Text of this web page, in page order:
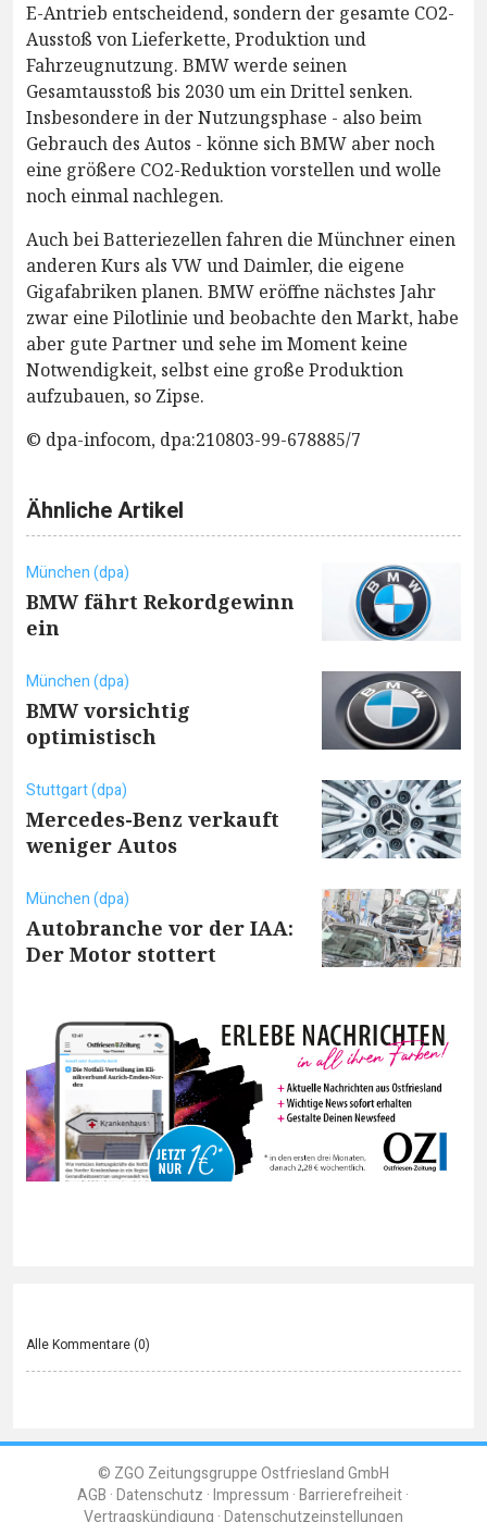
E-Antrieb entscheidend, sondern der gesamte CO2-
Ausstoß von Lieferkette, Produktion und
Fahrzeugnutzung. BMW werde seinen
Gesamtausstoß bis 2030 um ein Drittel senken.
Insbesondere in der Nutzungsphase - also beim
Gebrauch des Autos - könne sich BMW aber noch
eine größere CO2-Reduktion vorstellen und wolle
noch einmal nachlegen.
Auch bei Batteriezellen fahren die Münchner einen
anderen Kurs als VW und Daimler, die eigene
Gigafabriken planen. BMW eröffne nächstes Jahr
zwar eine Pilotlinie und beobachte den Markt, habe
aber gute Partner und sehe im Moment keine
Notwendigkeit, selbst eine große Produktion
aufzubauen, so Zipse.
© dpa-infocom, dpa:210803-99-678885/7
Ähnliche Artikel
München (dpa)
BMW fährt Rekordgewinn
ein
München (dpa)
BMW vorsichtig
optimistisch
Stuttgart (dpa)
Mercedes-Benz verkauft
weniger Autos
München (dpa)
Autobranche vor der IAA:
Der Motor stottert
Alle Kommentare (0)
© ZGO Zeitungsgruppe Ostfriesland GmbH
AGB Datenschutz Impressum Barrierefreiheit
Vertragskündigung Datenschutzeinstellungen